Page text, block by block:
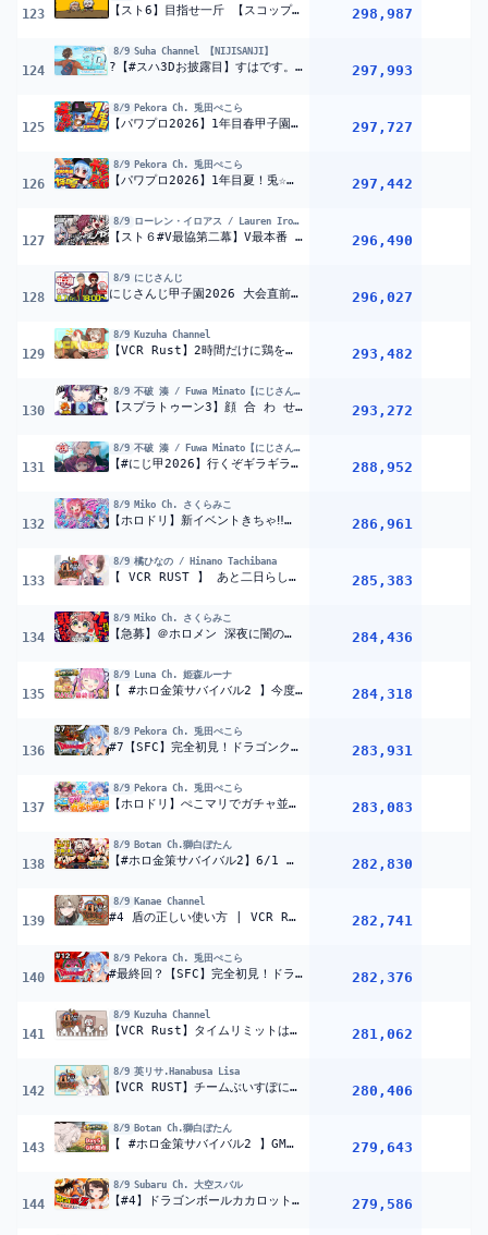
123 【スト6】目指せ一斤 【スコップ】 298,987
124
8/9 Suha Channel 【NIJISANJI】
?【#スハ3Dお披露目】すはです。3Dになりました。【NIJISANJI】 297,993
125
8/9 Pekora Ch. 兎田ぺこら
【パワプロ2026】1年目春甲子園！兎☆ダイナマイト高校 いくぞおおおおおおおおおおお！ぺこ！【ホロライブ/兎田ぺこら】＃パワプロケモミミリーグ 297,727
126
8/9 Pekora Ch. 兎田ぺこら
【パワプロ2026】1年目夏！兎☆ダイナマイト高校 いくぞおおおおおおおおおおお！ぺこ！【ホロライブ/兎田ぺこら】＃パワプロケモミミリーグ 297,442
127
8/9 ローレン・イロアス / Lauren Iroas【にじさんじ】
【スト６#V最協第二幕】V最本番 KeepOn真空花蝶扇が通ります #KSKWIN【にじさんじ/ローレン・イロアス】 296,490
128
8/9 にじさんじ
にじさんじ甲子園2026 大会直前！前日特番【 #にじ甲2026 】 296,027
129
8/9 Kuzuha Channel
【VCR Rust】2時間だけに鶏を貸してやる PVP編 【喉警戒】 293,482
130
8/9 不破 湊 / Fuwa Minato【にじさんじ】
【スプラトゥーン3】顔 合 わ せ【不破湊/ぺいんと/らっだぁ/なるせ/にじさんじ】 293,272
131
8/9 不破 湊 / Fuwa Minato【にじさんじ】
【#にじ甲2026】行くぞギラギラホスト高校【不破湊/にじさんじ】 288,952
132
8/9 Miko Ch. さくらみこ
【ホロドリ】新イベントきちゃ‼完凸チャレンジするぜぇ‼?【ホロライブ/さくらみこ】 286,961
133
8/9 橘ひなの / Hinano Tachibana
【 VCR RUST 】 あと二日らしいぞ！【ぶいすぽっ！/橘ひなの】 285,383
134
8/9 Miko Ch. さくらみこ
【急募】＠ホロメン 深夜に闇のゲームで戦わないか 【ホロライブ/
284,436
135
8/9 Luna Ch. 姫森ルーナ
【 #ホロ金策サバイバル2 】今度こそマイクラFIRE生活を目指すのら！！！Day4 最終日【姫森ルーナ/ホロライブ】 284,318
136
8/9 Pekora Ch. 兎田ぺこら
#7【SFC】完全初見！ドラゴンクエストVI 幻の大地 ぺこ！【ホロライブ/兎田ぺこら】※ネタバレ注意 283,931
137
8/9 Pekora Ch. 兎田ぺこら
【ホロドリ】ぺこマリでガチャ並走！どっちが★5たくさん引ける？！ぺこ！【ホロライブ/兎田ぺこら】 283,083
138
8/9 Botan Ch.獅白ぼたん
【#ホロ金策サバイバル2】6/1 初日の日報!Day1 daily report【獅白ぼたん/ホロライブ】 282,830
139
8/9 Kanae Channel
#4 盾の正しい使い方 | VCR RUST【にじさんじ/叶】 282,741
140
8/9 Pekora Ch. 兎田ぺこら
#最終回？【SFC】完全初見！ドラゴンクエストVI 幻の大地 ぺこ！【ホロライブ/兎田ぺこら】※ネタバレ注意 282,376
141
8/9 Kuzuha Channel
【VCR Rust】タイムリミットは２時間だ 【喉警戒】 281,062
142
8/9 英リサ.Hanabusa Lisa
【VCR RUST】チームぶいすぽにお邪魔します！【ぶいすぽっ！/英リサ】 280,406
143
8/9 Botan Ch.獅白ぼたん
【 #ホロ金策サバイバル2 】GM視点！セカンドシーズンもホロタウンのラーメン屋ししろぼたんです：Day5【獅白ぼたん/ホロライブ】 279,643
144
8/9 Subaru Ch. 大空スバル
【#4】ドラゴンボールカカロットやるしゅばあああああああああああああああああああああああああああ！！！！！！【ホロライブ/大空スバル】 279,586